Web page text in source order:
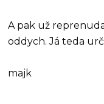
A pak už
oddych. Já teda
majk